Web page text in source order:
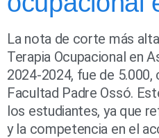
La nota de corte más
Terapia Ocupacional en
2024-2024, fue de
Facultad Padre Ossó.
los estudiantes, ya que
y la competencia en el